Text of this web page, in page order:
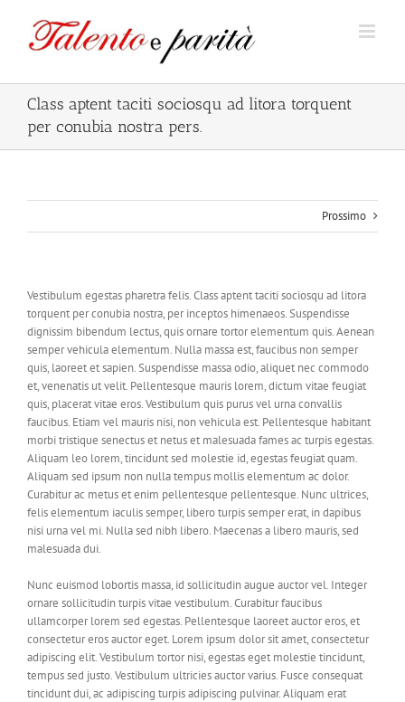
contenuto
Class aptent taciti sociosqu ad litora torquent
per conubia nostra pers.
Prossimo
Vestibulum egestas pharetra felis. Class aptent taciti sociosqu ad litora
torquent per conubia nostra, per inceptos himenaeos. Suspendisse
dignissim bibendum lectus, quis ornare tortor elementum quis. Aenean
semper vehicula elementum. Nulla massa est, faucibus non semper
quis, laoreet et sapien. Suspendisse massa odio, aliquet nec commodo
et, venenatis ut velit. Pellentesque mauris lorem, dictum vitae feugiat
quis, placerat vitae eros. Vestibulum quis purus vel urna convallis
faucibus. Etiam vel mauris nisi, non vehicula est. Pellentesque habitant
morbi tristique senectus et netus et malesuada fames ac turpis egestas.
Aliquam leo lorem, tincidunt sed molestie id, egestas feugiat quam.
Aliquam sed ipsum non nulla tempus mollis elementum ac dolor.
Curabitur ac metus et enim pellentesque pellentesque. Nunc ultrices,
felis elementum iaculis semper, libero turpis semper erat, in dapibus
nisi urna vel mi. Nulla sed nibh libero. Maecenas a libero mauris, sed
malesuada dui.
Nunc euismod lobortis massa, id sollicitudin augue auctor vel. Integer
ornare sollicitudin turpis vitae vestibulum. Curabitur faucibus
ullamcorper lorem sed egestas. Pellentesque laoreet auctor eros, et
consectetur eros auctor eget. Lorem ipsum dolor sit amet, consectetur
adipiscing elit. Vestibulum tortor nisi, egestas eget molestie tincidunt,
tempus sed justo. Vestibulum ultricies auctor varius. Fusce consequat
tincidunt dui, ac adipiscing turpis adipiscing pulvinar. Aliquam erat